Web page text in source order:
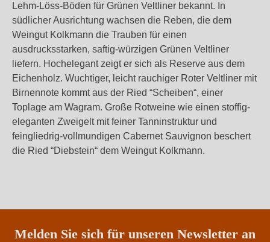
Lehm-Löss-Böden für Grünen Veltliner bekannt. In
südlicher Ausrichtung wachsen die Reben, die dem
Weingut Kolkmann die Trauben für einen
ausdrucksstarken, saftig-würzigen Grünen Veltliner
liefern. Hochelegant zeigt er sich als Reserve aus dem
Eichenholz. Wuchtiger, leicht rauchiger Roter Veltliner mit
Birnennote kommt aus der Ried “Scheiben“, einer
Toplage am Wagram. Große Rotweine wie einen stoffig-
eleganten Zweigelt mit feiner Tanninstruktur und
feingliedrig-vollmundigen Cabernet Sauvignon beschert
die Ried “Diebstein“ dem Weingut Kolkmann.
Melden Sie sich für unseren Newsletter an